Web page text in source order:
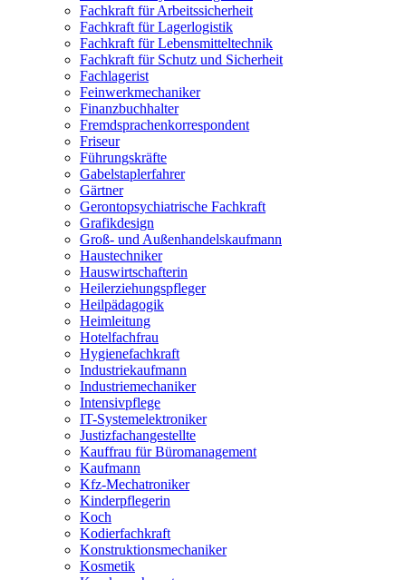
Fachkraft für Arbeitssicherheit
Fachkraft für Lagerlogistik
Fachkraft für Lebensmitteltechnik
Fachkraft für Schutz und Sicherheit
Fachlagerist
Feinwerkmechaniker
Finanzbuchhalter
Fremdsprachenkorrespondent
Friseur
Führungskräfte
Gabelstaplerfahrer
Gärtner
Gerontopsychiatrische Fachkraft
Grafikdesign
Groß- und Außenhandelskaufmann
Haustechniker
Hauswirtschafterin
Heilerziehungspfleger
Heilpädagogik
Heimleitung
Hotelfachfrau
Hygienefachkraft
Industriekaufmann
Industriemechaniker
Intensivpflege
IT-Systemelektroniker
Justizfachangestellte
Kauffrau für Büromanagement
Kaufmann
Kfz-Mechatroniker
Kinderpflegerin
Koch
Kodierfachkraft
Konstruktionsmechaniker
Kosmetik